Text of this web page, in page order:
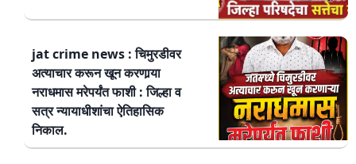
jat crime news : चिमुरडीवर
अत्याचार करून खून करणार्‍या
नराधमास मरेपर्यंत फाशी : जिल्हा व
सत्र न्यायाधीशांचा ऐतिहासिक
निकाल.